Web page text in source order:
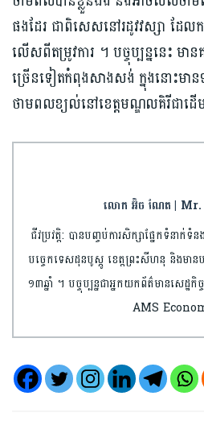
ផងដែរ ជាពិសេស​នៅរដូវ​វស្សា ដែ
លើសពីតម្រូវការ ។ បច្ចុប្បន្ន​នេះ ម
ច្រើនទៀត​កំពុង​សាងសង់ ក្នុង​នោះមាន
ថាមពល​ខ្យល់​នៅខេត្តមណ្ឌលគិរីជាដ
លោក អ៊ិច ណែត |
ជីវប្រវត្តិ: បានបញ្ចប់​ការ​សិក្សា​ផ្នែកទំនា
បច្ចេកទេស​ដុន​បូស្កូ ខេត្តព្រះ​សីហនុ និងម
១៣ឆ្នាំ ។ បច្ចុប្បន្នជា​អ្នកយកព័ត៌មាន​សេដ្ឋ
AMS